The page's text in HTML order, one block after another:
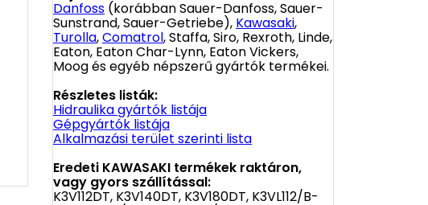
Danfoss(korábban Sauer-Danfoss, Sauer-
Sunstrand, Sauer-Getriebe), Kawasaki,
Turolla,Comatrol, Staffa, Siro, Rexroth, Linde,
Eaton, Eaton Char-Lynn, Eaton Vickers,
Moog és egyéb népszerű gyártók termékei.
Részletes listák:
Hidraulika gyártók listája
Gépgyártók listája
Alkalmazási terület szerinti lista
Eredeti KAWASAKI termékek raktáron,
vagy gyors szállítással:
K3V112DT, K3V140DT, K3V180DT, K3VL112/B-